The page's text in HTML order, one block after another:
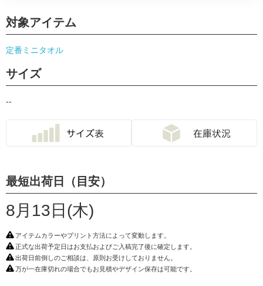
対象アイテム
定番ミニタオル
サイズ
--
最短出荷日（目安）
8月13日(木)
アイテムカラーやプリント方法によって変動します。
正式な出荷予定日はお支払およびご入稿完了後に確定します。
出荷日前倒しのご相談は、原則お受けしておりません。
万が一在庫切れの場合でもお見積やデザイン保存は可能です。